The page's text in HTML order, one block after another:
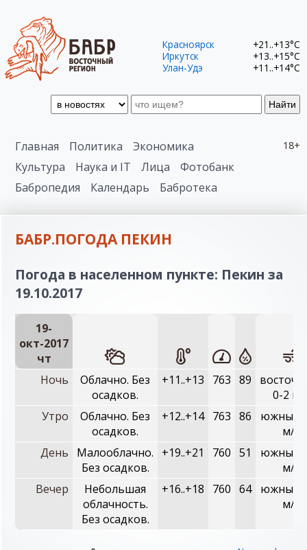
Найти
Красноярск
+21..+13°C
Иркутск
+13..+15°C
Улан-Удэ
+11..+14°C
18+
Главная Политика
Экономика
Культура
Наука и IT Лица
Фотобанк
Бабропедия
Календарь Бабротека
БАБР.ПОГОДА ПЕКИН
Погода в населенном пункте: Пекин за
19.10.2017
19-
окт-2017
чт
Ночь
Облачно. Без
осадков.
+11..+13 763 89
0-2 м/
Утро
Облачно. Без
осадков.
+12..+14 763 86
южный,
м/с
День
Малооблачно.
Без осадков.
+19..+21 760 51
южный,
м/с
Вечер
Небольшая
облачность.
Без осадков.
+16..+18 760 64
южный,
м/с